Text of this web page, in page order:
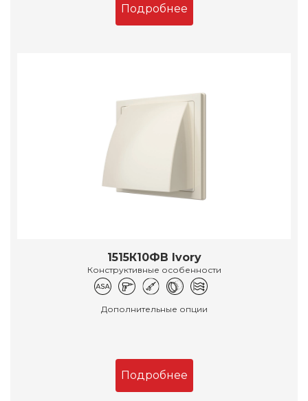
Подробнее
1515К10ФВ Ivory
Конструктивные особенности
Дополнительные опции
Подробнее